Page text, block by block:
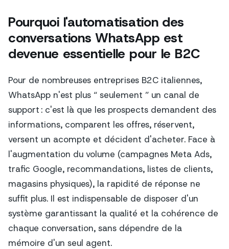
Pourquoi l'automatisation des
conversations WhatsApp est
devenue essentielle pour le B2C
Pour de nombreuses entreprises B2C italiennes,
WhatsApp n'est plus “ seulement ” un canal de
support : c'est là que les prospects demandent des
informations, comparent les offres, réservent,
versent un acompte et décident d'acheter. Face à
l'augmentation du volume (campagnes Meta Ads,
trafic Google, recommandations, listes de clients,
magasins physiques), la rapidité de réponse ne
suffit plus. Il est indispensable de disposer d'un
système garantissant la qualité et la cohérence de
chaque conversation, sans dépendre de la
mémoire d'un seul agent.